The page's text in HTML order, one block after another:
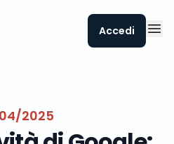
Accedi
2025